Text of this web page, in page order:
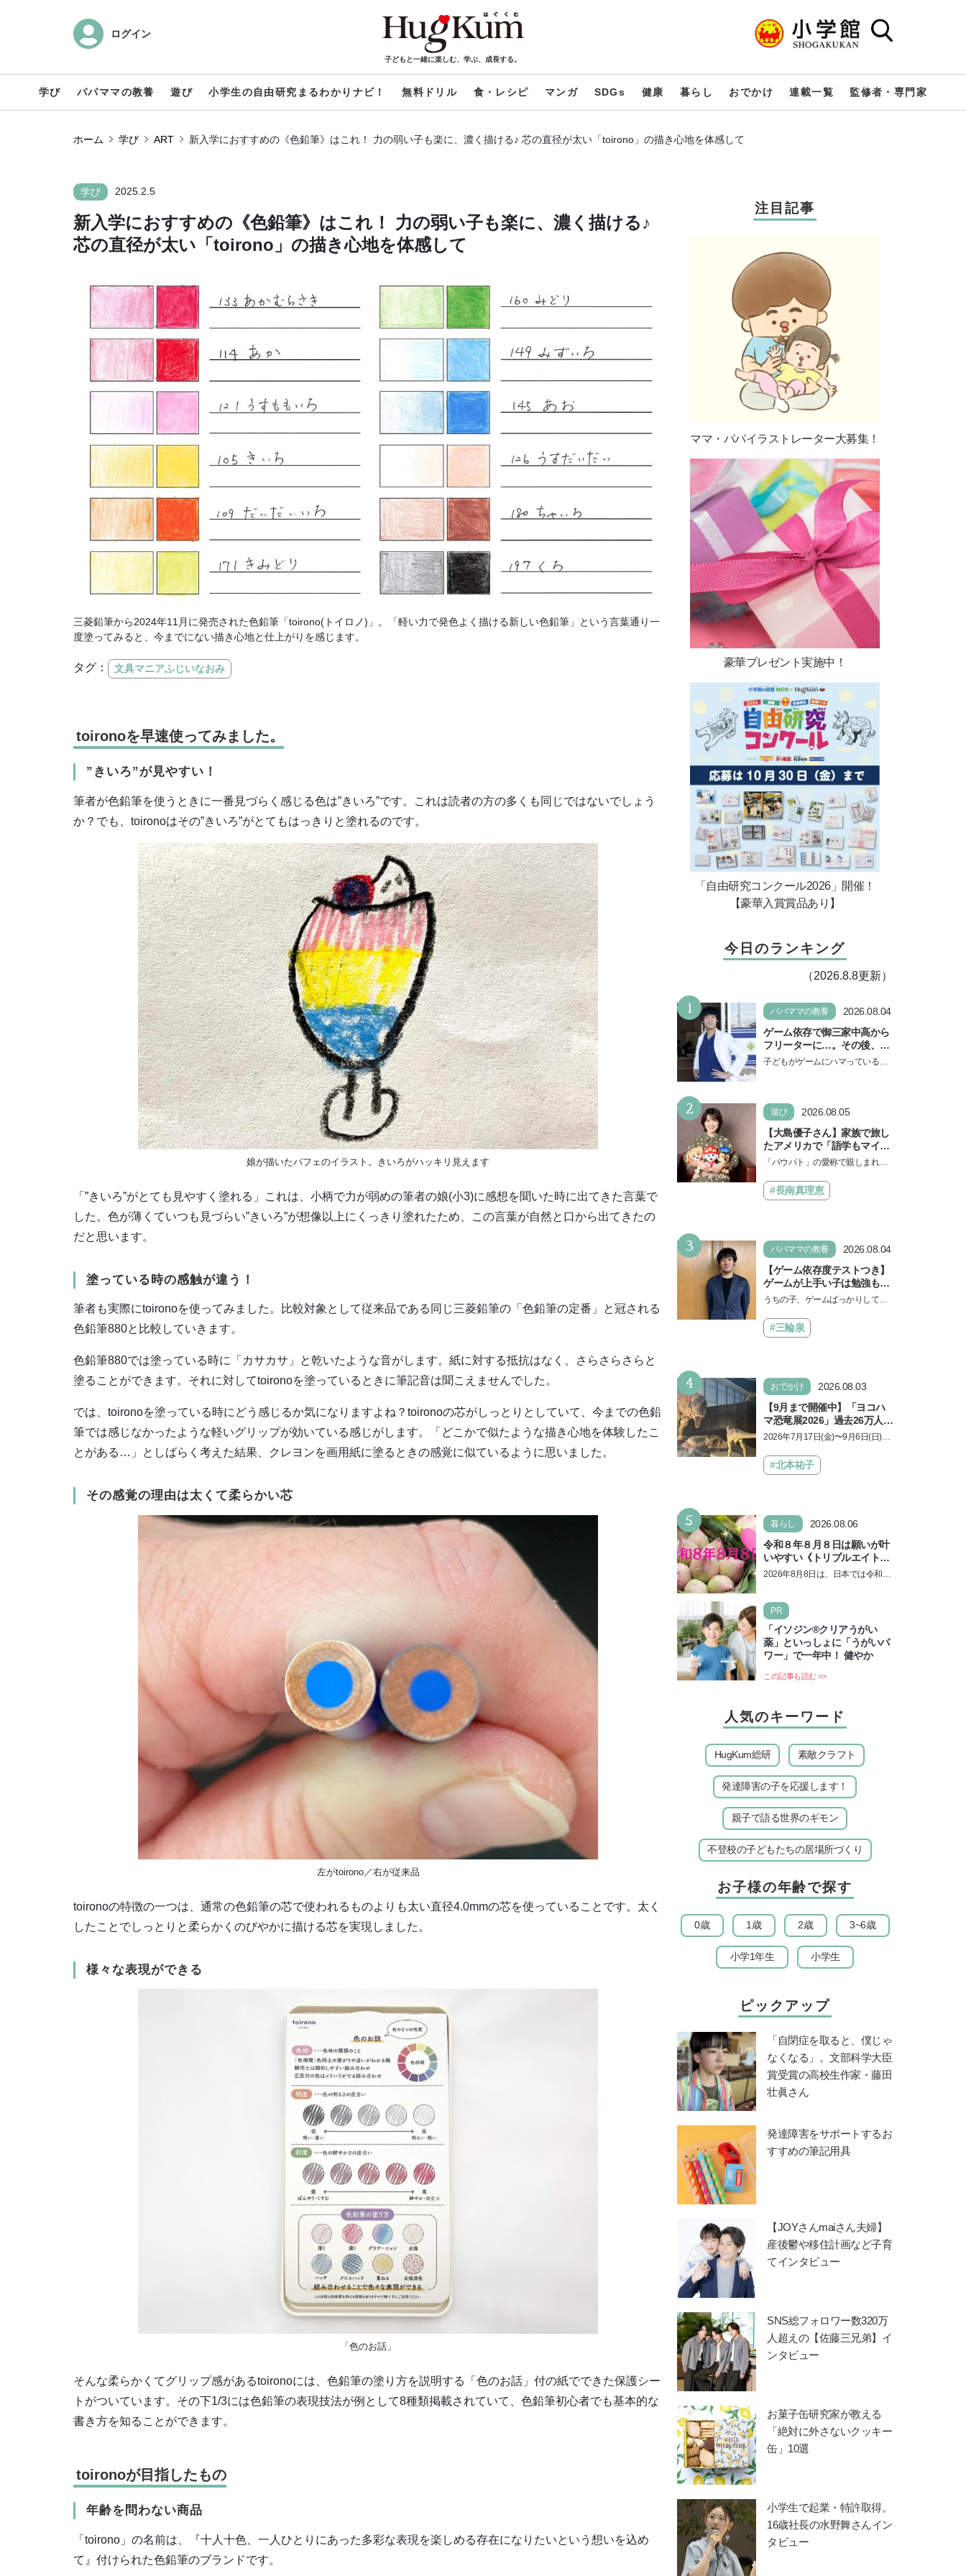
ログイン
子どもと一緒に楽しむ、学ぶ、成長する。
学び パパママの教養 遊び 小学生の自由研究まるわかりナビ！ 無料ドリル 食・レシピ マンガ SDGs 健康 暮らし おでかけ 連載一覧 監修者・専門家
ホーム 学び ART 新入学におすすめの《色鉛筆》はこれ！ 力の弱い子も楽に、濃く描ける♪ 芯の直径が太い「toirono」の描き心地を体感して
学び 2025.2.5
新入学におすすめの《色鉛筆》はこれ！ 力の弱い子も楽に、濃く描ける♪
芯の直径が太い「toirono」の描き心地を体感して
三菱鉛筆から2024年11月に発売された色鉛筆「toirono(トイロノ)」。「軽い力で発色よく描ける新しい色鉛筆」という言葉通り一
度塗ってみると、今までにない描き心地と仕上がりを感じます。
タグ： 文具マニアふじいなおみ
toironoを早速使ってみました。
”きいろ”が見やすい！
筆者が色鉛筆を使うときに一番見づらく感じる色は”きいろ”です。これは読者の方の多くも同じではないでしょう
か？でも、toironoはその”きいろ”がとてもはっきりと塗れるのです。
娘が描いたパフェのイラスト。きいろがハッキリ見えます
「”きいろ”がとても見やすく塗れる」これは、小柄で力が弱めの筆者の娘(小3)に感想を聞いた時に出てきた言葉で
した。色が薄くていつも見づらい”きいろ”が想像以上にくっきり塗れたため、この言葉が自然と口から出てきたの
だと思います。
塗っている時の感触が違う！
筆者も実際にtoironoを使ってみました。比較対象として従来品である同じ三菱鉛筆の「色鉛筆の定番」と冠される
色鉛筆880と比較していきます。
色鉛筆880では塗っている時に「カサカサ」と乾いたような音がします。紙に対する抵抗はなく、さらさらさらと
塗ることができます。それに対してtoironoを塗っているときに筆記音は聞こえませんでした。
では、toironoを塗っている時にどう感じるか気になりますよね？toironoの芯がしっとりとしていて、今までの色鉛
筆では感じなかったような軽いグリップが効いている感じがします。「どこかで似たような描き心地を体験したこ
とがある…」としばらく考えた結果、クレヨンを画用紙に塗るときの感覚に似ているように思いました。
その感覚の理由は太くて柔らかい芯
左がtoirono／右が従来品
toironoの特徴の一つは、通常の色鉛筆の芯で使われるものよりも太い直径4.0mmの芯を使っていることです。太く
したことでしっとりと柔らかくのびやかに描ける芯を実現しました。
様々な表現ができる
「色のお話」
そんな柔らかくてグリップ感があるtoironoには、色鉛筆の塗り方を説明する「色のお話」付の紙でできた保護シー
トがついています。その下1/3には色鉛筆の表現技法が例として8種類掲載されていて、色鉛筆初心者でも基本的な
書き方を知ることができます。
toironoが目指したもの
年齢を問わない商品
「toirono」の名前は、『十人十色、一人ひとりにあった多彩な表現を楽しめる存在になりたいという想いを込め
て』付けられた色鉛筆のブランドです。
注目記事
ママ・パパイラストレーター大募集！
豪華プレゼント実施中！
「自由研究コンクール2026」開催！
【豪華入賞賞品あり】
今日のランキング
（2026.8.8更新）
1 パパママの教養
2026.08.04
ゲーム依存で御三家中高から
フリーターに…。その後、医
学部へ逆転合格した現役医師
子どもがゲームにハマっている
2 遊び
2026.08.05
【大島優子さん】家族で旅し
たアメリカで「語学もマイン
ドも！ 子どもの成長はすごか
『パウ・パトロール ザ・ダイ
ノ・ムービー』ではあきらめ
「パウパト」の愛称で親しまれる
の劇場版シリーズ第3弾、映画『パ
ウ・パトロール ザ…
#長南真理恵
3 パパママの教養
2026.08.04
【ゲーム依存度テストつき】
ゲームが上手い子は勉強もで
きる？御三家中高卒でゲーマ
えるゲームしながら受験で勝
つためのメソッド
うちの子、ゲームばっかりしてい
言し、子どもとトラブルになる家
庭は多いもの。でも…
#三輪泉
4 おでかけ
2026.08.03
【9月まで開催中】「ヨコハ
マ恐竜展2026」過去26万人を
動員した恐竜展が9年ぶりに
しむポイントを完全ガイド
2026年7月17日(金)〜9月6日(日)、
「ヨコハマ恐竜展2026〜恐竜の食
卓大図鑑〜」が開催…
#北本祐子
5 暮らし
2026.08.06
令和８年８月８日は願いが叶
いやすい《トリプルエイト》
の日！ 13日の獅子座の新月
2026年8月8日は、日本では令和8
ズゲート」というとって…
PR
「イソジン®クリアうがい
薬」といっしょに「うがいパ
ワー」で一年中！ 健やか
この記事も読む >>
人気のキーワード
HugKum総研 素敵クラフト
発達障害の子を応援します！
親子で語る世界のギモン
不登校の子どもたちの居場所づくり
お子様の年齢で探す
0歳 1歳 2歳 3~6歳
小学1年生 小学生
ピックアップ
「自閉症を取ると、僕じゃ
なくなる」。文部科学大臣
賞受賞の高校生作家・藤田
壮眞さん
発達障害をサポートするお
すすめの筆記用具
【JOYさんmaiさん夫婦】
産後鬱や移住計画など子育
てインタビュー
SNS総フォロワー数320万
人超えの【佐藤三兄弟】イ
ンタビュー
お菓子缶研究家が教える
「絶対に外さないクッキー
缶」10選
小学生で起業・特許取得。
16歳社長の水野舞さんイン
タビュー